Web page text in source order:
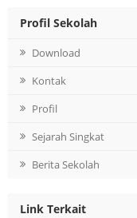
Profil Sekolah
Download
Kontak
Profil
Sejarah Singkat
Berita Sekolah
Link Terkait